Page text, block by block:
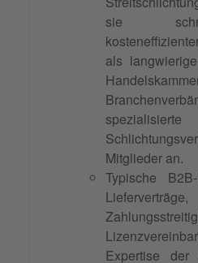
sie
als
spezialisierte
Mitglieder an.
Typische
Expertise